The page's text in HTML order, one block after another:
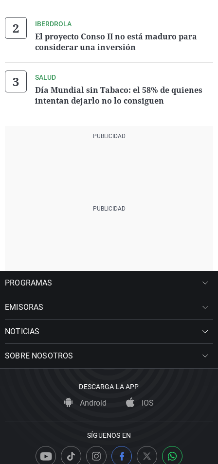
IBERDROLA
El proyecto Conso II no está maduro para
considerar una inversión
SALUD
Día Mundial sin Tabaco: el 58% de quienes
intentan dejarlo no lo consiguen
PROGRAMAS
EMISORAS
NOTICIAS
SOBRE NOSOTROS
DESCARGA LA APP
Android iOS
SÍGUENOS EN